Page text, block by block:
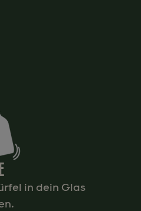
in dein Glas